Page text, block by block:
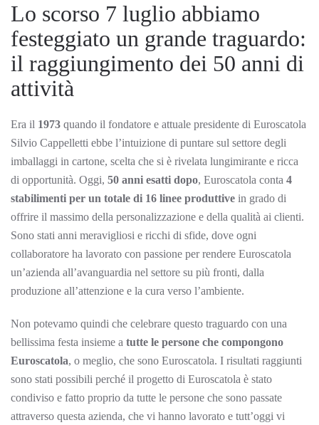
Lo scorso 7 luglio abbiamo
festeggiato un grande traguardo:
il raggiungimento dei 50 anni di
attività
Era il 1973 quando il fondatore e attuale presidente di Euroscatola
Silvio Cappelletti ebbe l’intuizione di puntare sul settore degli
imballaggi in cartone, scelta che si è rivelata lungimirante e ricca
di opportunità. Oggi, 50 anni esatti dopo, Euroscatola conta 4
stabilimenti per un totale di 16 linee produttive in grado di
offrire il massimo della personalizzazione e della qualità ai clienti.
Sono stati anni meravigliosi e ricchi di sfide, dove ogni
collaboratore ha lavorato con passione per rendere Euroscatola
un’azienda all’avanguardia nel settore su più fronti, dalla
produzione all’attenzione e la cura verso l’ambiente.
Non potevamo quindi che celebrare questo traguardo con una
bellissima festa insieme a tutte le persone che compongono
Euroscatola, o meglio, che sono Euroscatola. I risultati raggiunti
sono stati possibili perché il progetto di Euroscatola è stato
condiviso e fatto proprio da tutte le persone che sono passate
attraverso questa azienda, che vi hanno lavorato e tutt’oggi vi